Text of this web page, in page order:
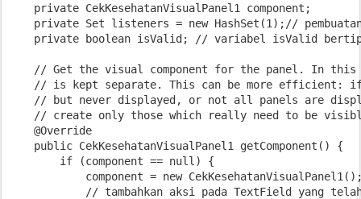
    private CekKesehatanVisualPanel1 component;
    private Set
listeners = new HashSet (1);//
private boolean isValid; // variabel isValid
// Get the visual component for the panel. In
// is kept separate. This can be more efficient:
// but never displayed, or not all panels are
// create only those which really need to be
    @Override
    public CekKesehatanVisualPanel1 getComponent() {
        if (component == null) {
component = new
// tambahkan aksi pada TextField yang